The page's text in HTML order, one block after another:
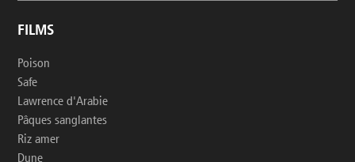
FILMS
Poison
Safe
Lawrence d'Arabie
Pâques sanglantes
Riz amer
Dune